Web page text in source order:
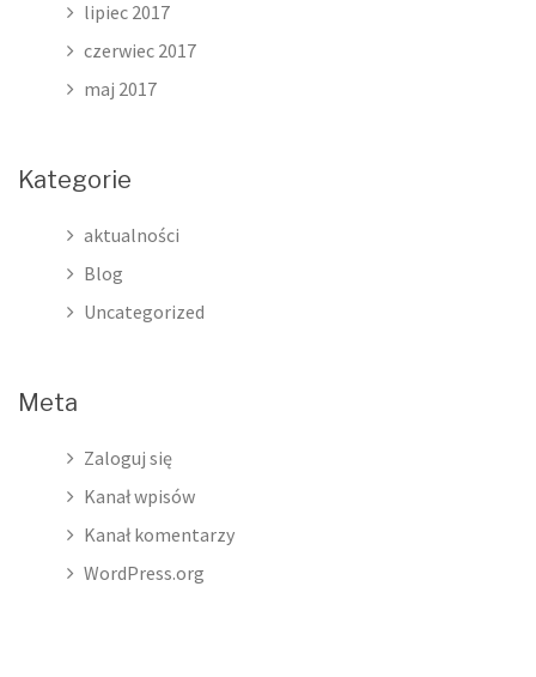
lipiec 2017
czerwiec 2017
maj 2017
Kategorie
aktualności
Blog
Uncategorized
Meta
Zaloguj się
Kanał wpisów
Kanał komentarzy
WordPress.org